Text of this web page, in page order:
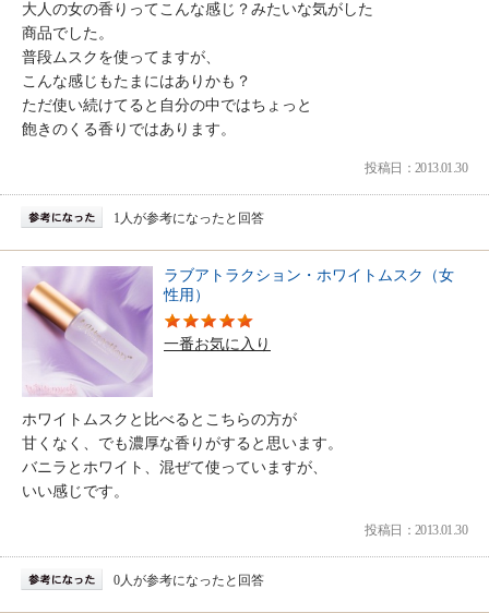
大人の女の香りってこんな感じ？みたいな気がした
商品でした。
普段ムスクを使ってますが、
こんな感じもたまにはありかも？
ただ使い続けてると自分の中ではちょっと
飽きのくる香りではあります。
投稿日：2013.01.30
1人が参考になったと回答
ラブアトラクション・ホワイトムスク（女
性用）
一番お気に入り
ホワイトムスクと比べるとこちらの方が
甘くなく、でも濃厚な香りがすると思います。
バニラとホワイト、混ぜて使っていますが、
いい感じです。
投稿日：2013.01.30
0人が参考になったと回答